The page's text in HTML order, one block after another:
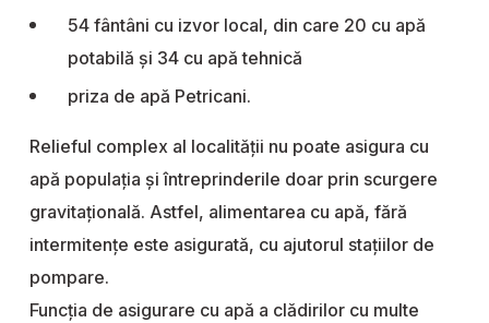
54 fântâni cu izvor local, din care 20 cu apă
potabilă şi 34 cu apă tehnică
priza de apă Petricani.
Relieful complex al localităţii nu poate asigura cu
apă populaţia şi întreprinderile doar prin scurgere
gravitaţională. Astfel, alimentarea cu apă, fără
intermitenţe este asigurată, cu ajutorul staţiilor de
pompare.
Funcţia de asigurare cu apă a clădirilor cu multe